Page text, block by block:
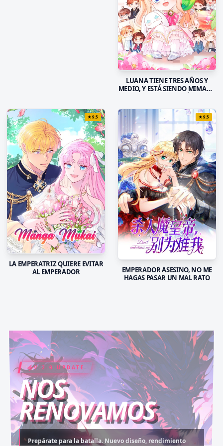
LUANA TIENE TRES AÑOS Y
MEDIO, Y ESTÁ SIENDO MIMADA
★9.5
LA EMPERATRIZ QUIERE EVITAR
AL EMPERADOR
★9.5
EMPERADOR ASESINO, NO ME
HAGAS PASAR UN MAL RATO
V 2.0 UPDATE
NOS
RENOVAMOS
Prepárate para la batalla. Nuevo diseño, rendimiento
COIN RUSH
ELITE PASS